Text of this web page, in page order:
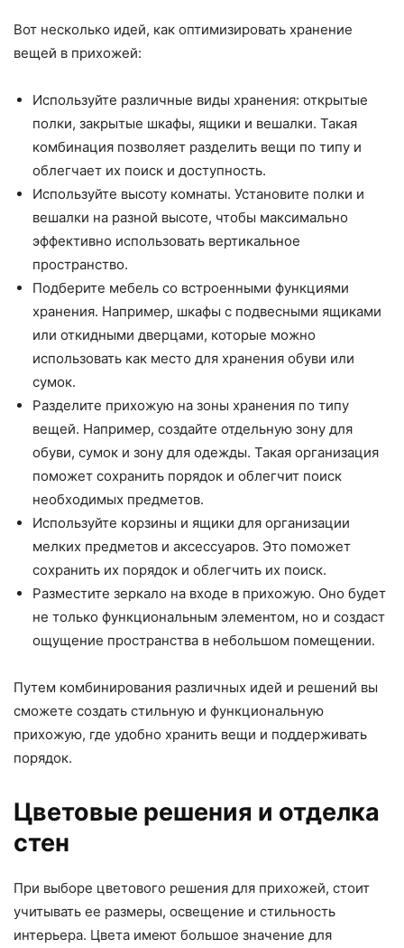
Вот несколько идей, как оптимизировать хранение
вещей в прихожей:
Используйте различные виды хранения: открытые
полки, закрытые шкафы, ящики и вешалки. Такая
комбинация позволяет разделить вещи по типу и
облегчает их поиск и доступность.
Используйте высоту комнаты. Установите полки и
вешалки на разной высоте, чтобы максимально
эффективно использовать вертикальное
пространство.
Подберите мебель со встроенными функциями
хранения. Например, шкафы с подвесными ящиками
или откидными дверцами, которые можно
использовать как место для хранения обуви или
сумок.
Разделите прихожую на зоны хранения по типу
вещей. Например, создайте отдельную зону для
обуви, сумок и зону для одежды. Такая организация
поможет сохранить порядок и облегчит поиск
необходимых предметов.
Используйте корзины и ящики для организации
мелких предметов и аксессуаров. Это поможет
сохранить их порядок и облегчить их поиск.
Разместите зеркало на входе в прихожую. Оно будет
не только функциональным элементом, но и создаст
ощущение пространства в небольшом помещении.
Путем комбинирования различных идей и решений вы
сможете создать стильную и функциональную
прихожую, где удобно хранить вещи и поддерживать
порядок.
Цветовые решения и отделка
стен
При выборе цветового решения для прихожей, стоит
учитывать ее размеры, освещение и стильность
интерьера. Цвета имеют большое значение для